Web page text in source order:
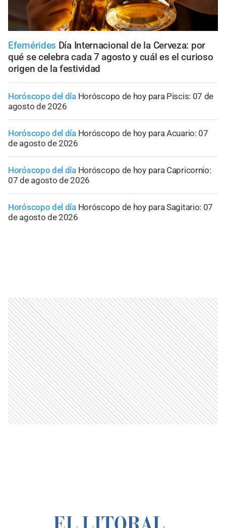
Efemérides Día Internacional de la Cerveza: por
qué se celebra cada 7 agosto y cuál es el curioso
origen de la festividad
Horóscopo del día Horóscopo de hoy para Piscis: 07 de
agosto de 2026
Horóscopo del día Horóscopo de hoy para Acuario: 07
de agosto de 2026
Horóscopo del día Horóscopo de hoy para Capricornio:
07 de agosto de 2026
Horóscopo del día Horóscopo de hoy para Sagitario: 07
de agosto de 2026